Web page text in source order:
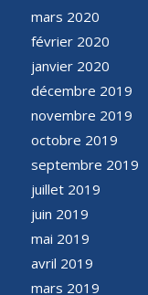
mars 2020
février 2020
janvier 2020
décembre 2019
novembre 2019
octobre 2019
septembre 2019
juillet 2019
juin 2019
mai 2019
avril 2019
mars 2019